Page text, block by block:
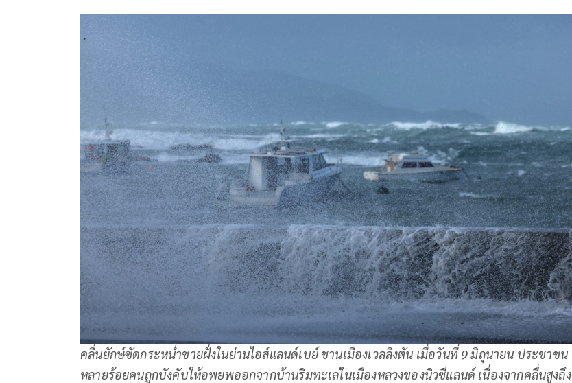
คลื่นยักษ์ซัดกระหน่ำชายฝั่งในย่านไอส์แลนด์เบย์ ชานเมืองเวลลิงตัน เมื่อวันที่ 9 มิถุนายน ประชาชน
หลายร้อยคนถูกบังคับให้อพยพออกจากบ้านริมทะเลในเมืองหลวงของนิวซีแลนด์ เนื่องจากคลื่นสูงถึง